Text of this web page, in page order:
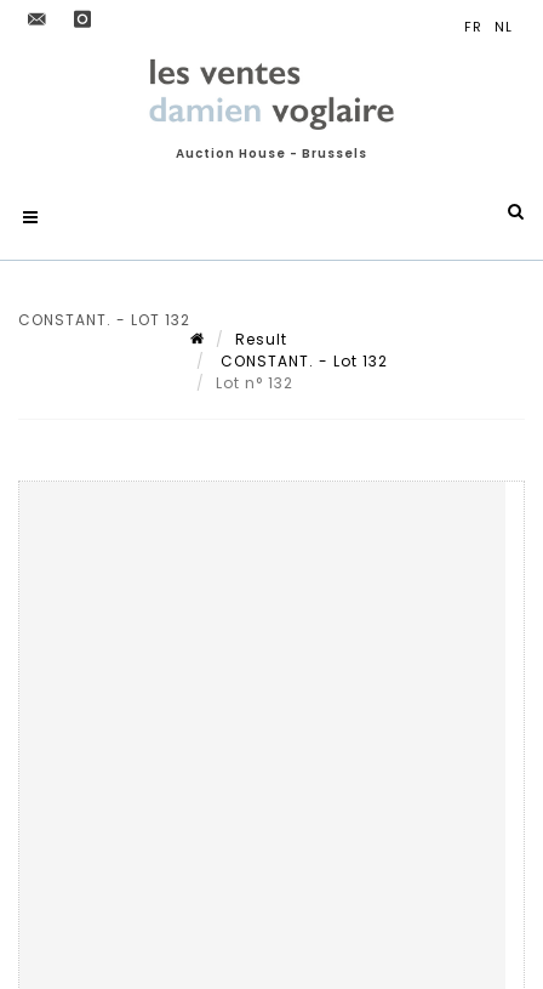
Auction House - Brussels
CONSTANT. - LOT 132
Result
CONSTANT. - Lot 132
Lot n° 132